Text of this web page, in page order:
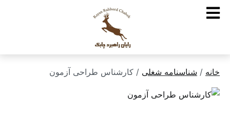
شغلی/ کارشناس طراحی آزمون